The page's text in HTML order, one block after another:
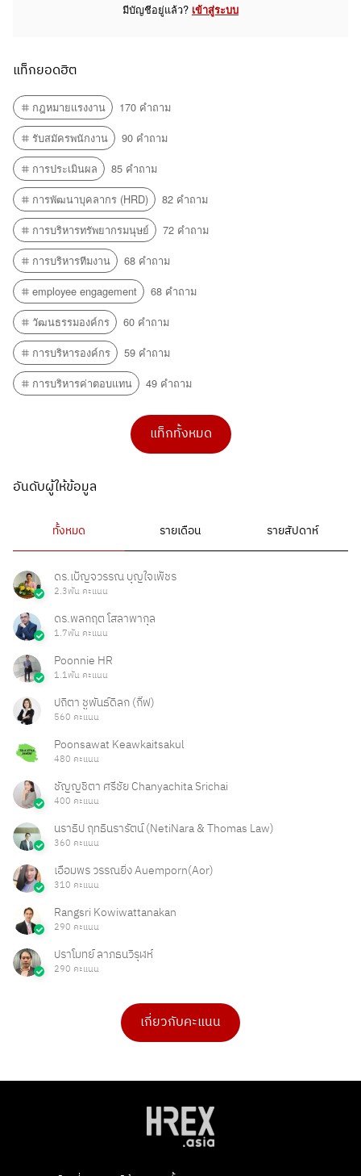
มีบัญชีอยู่แล้ว? เข้าสู่ระบบ
แท็กยอดฮิต
กฎหมายแรงงาน
170 คำถาม
รับสมัครพนักงาน
90 คำถาม
การประเมินผล
85 คำถาม
การพัฒนาบุคลากร (HRD)
82 คำถาม
การบริหารทรัพยากรมนุษย์
72 คำถาม
การบริหารทีมงาน
68 คำถาม
employee engagement
68 คำถาม
วัฒนธรรมองค์กร
60 คำถาม
การบริหารองค์กร
59 คำถาม
การบริหารค่าตอบแทน
49 คำถาม
แท็กทั้งหมด
อันดับผู้ให้ข้อมูล
ทั้งหมด รายเดือน รายสัปดาห์
ดร.เบ็ญจวรรณ บุญใจเพ็ชร
2.3พัน คะแนน
ดร.พลกฤต โสลาพากุล
1.7พัน คะแนน
Poonnie HR
1.1พัน คะแนน
ปถิตา ชูพันธ์ดิลก (กิ๊ฟ)
560 คะแนน
Poonsawat Keawkaitsakul
480 คะแนน
ชัญญชิตา ศรีชัย Chanyachita Srichai
400 คะแนน
นราธิป ฤทธินรารัตน์ (NetiNara & Thomas Law)
360 คะแนน
เอื้อมพร วรรณยิ่ง Auemporn(Aor)
310 คะแนน
Rangsri Kowiwattanakan
290 คะแนน
ปราโมทย์ ลาภธนวิรุฬห์
290 คะแนน
ดร.เบ็ญจวรรณ บุญใจเพ็ชร
3 คะแนน
1 คะแนน
Tarmporn Masphimol
เกี่ยวกับคะแนน